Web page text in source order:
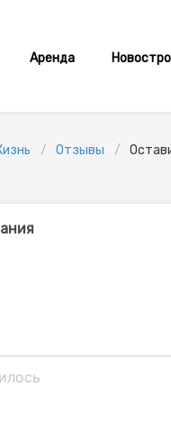
Аренда
Отзывы